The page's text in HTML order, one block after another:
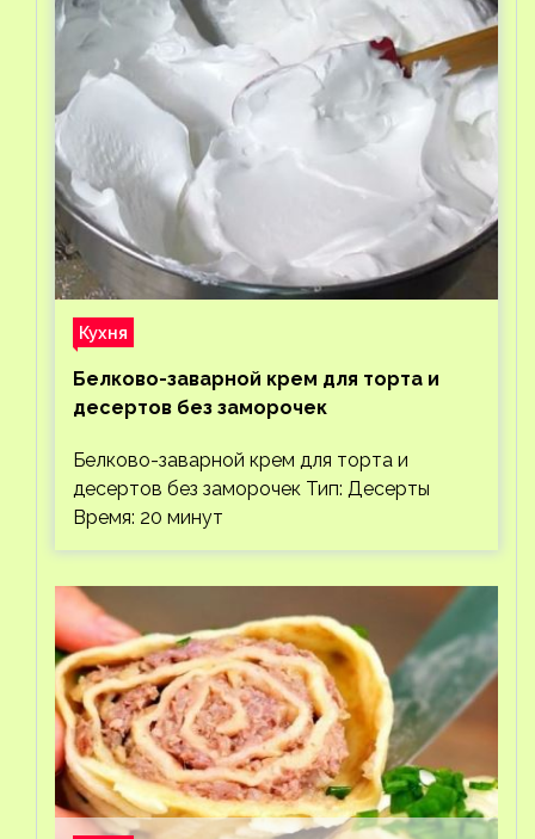
Кухня
Белково-заварной крем для торта и
десертов без заморочек
Белково-заварной крем для торта и
десертов без заморочек Тип: Десерты
Время: 20 минут